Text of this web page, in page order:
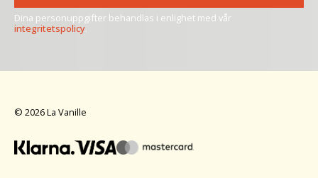
Dina personuppgifter behandlas i enlighet med vår
integritetspolicy.
© 2026 La Vanille